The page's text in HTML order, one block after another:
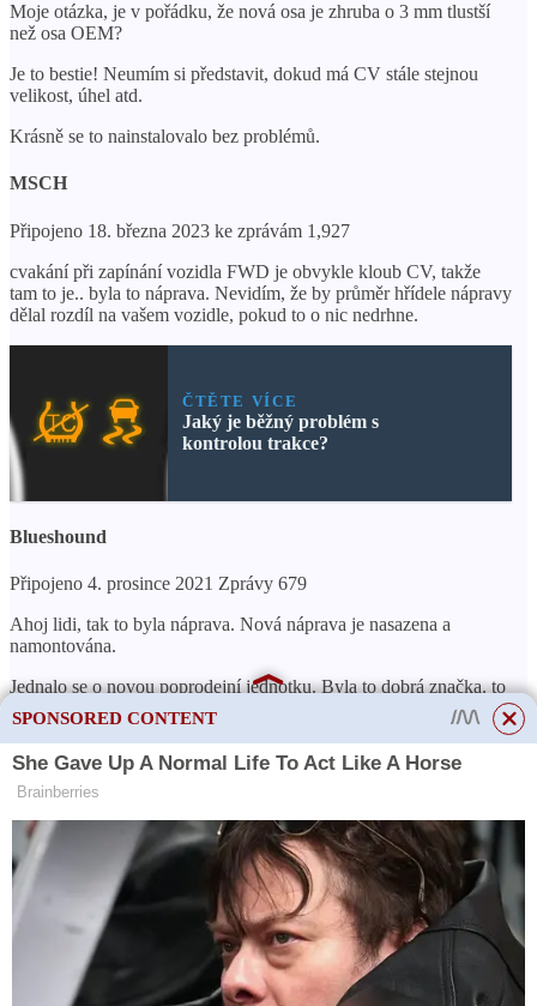
Moje otázka, je v pořádku, že nová osa je zhruba o 3 mm tlustší
než osa OEM?
Je to bestie! Neumím si představit, dokud má CV stále stejnou
velikost, úhel atd.
Krásně se to nainstalovalo bez problémů.
MSCH
Připojeno 18. března 2023 ke zprávám 1,927
cvakání při zapínání vozidla FWD je obvykle kloub CV, takže
tam to je.. byla to náprava. Nevidím, že by průměr hřídele nápravy
dělal rozdíl na vašem vozidle, pokud to o nic nedrhne.
ČTĚTE VÍCE
Jaký je běžný problém s
kontrolou trakce?
Blueshound
Připojeno 4. prosince 2021 Zprávy 679
Ahoj lidi, tak to byla náprava. Nová náprava je nasazena a
namontována.
Jednalo se o novou poprodejní jednotku. Byla to dobrá značka. to
jméno mi vypadne z hlavy.
Moje otázka, je v pořádku, že nová osa je zhruba o 3 mm tlustší
než osa OEM?
velikost, úhel atd.
Krásně se to nainstalovalo bez problémů.
Pěkné, mělo by to být v pořádku. Průměr nápravy nic
neovlivňuje, pokud tlumič nikde nedrhne.
Stále používají ty p-i-t-a válečky, aby to přidržely k transaxle?
SPONSORED CONTENT